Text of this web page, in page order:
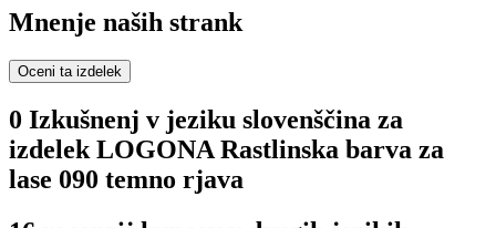
Mnenje naših strank
Oceni ta izdelek
0 Izkušnenj v jeziku slovenščina za
izdelek LOGONA Rastlinska barva za
lase 090 temno rjava